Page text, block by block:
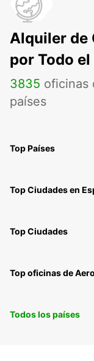
Alquiler de
por Todo
3835 oficinas
países
Top Países
Top Ciudades en
Top Ciudades
Top oficinas de
Todos los países